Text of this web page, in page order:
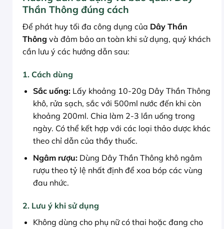
Thần Thông đúng cách
Để phát huy tối đa công dụng của Dây Thần
Thông và đảm bảo an toàn khi sử dụng, quý khách
cần lưu ý các hướng dẫn sau:
1. Cách dùng
Sắc uống:Lấy khoảng 10-20g Dây Thần Thông
khô, rửa sạch, sắc với 500ml nước đến khi còn
khoảng 200ml. Chia làm 2-3 lần uống trong
ngày. Có thể kết hợp với các loại thảo dược khác
theo chỉ dẫn của thầy thuốc.
Ngâm rượu:Dùng Dây Thần Thông khô ngâm
rượu theo tỷ lệ nhất định để xoa bóp các vùng
đau nhức.
2. Lưu ý khi sử dụng
Không dùng cho phụ nữ có thai hoặc đang cho